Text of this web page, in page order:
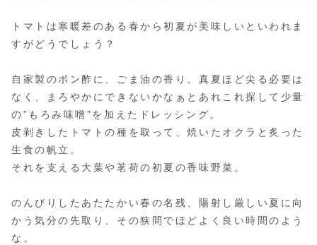
トマトは寒暖差のある春から初夏が美味しいといわれま
すがどうでしょう？
自家製のポン酢に、ごま油の香り。真夏ほど尖る必要は
なく、まろやかにできないかなぁとあれこれ探して少量
の”もろみ味噌”を加えたドレッシング。
皮剥きしたトマトの種を取って、焼いたオクラと炙った
生食の帆立。
それを支える大葉や茗荷の初夏の香味野菜。
のんびりしたあたたかい春の名残、陽射し厳しい夏に向
かう気分の先取り、その狭間でほどよく良い時間のよう
な。